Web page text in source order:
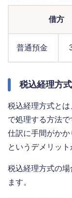
借方
普通預金
税込経理方式
税込経理方式と
で処理する方法
仕訳に手間がか
というデメリット
税込経理方式の
ます。